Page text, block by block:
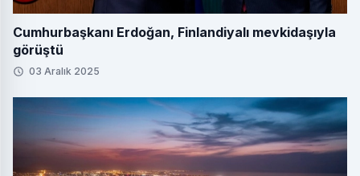
Cumhurbaşkanı Erdoğan, Finlandiyalı mevkidaşıyla
görüştü
03 Aralık 2025